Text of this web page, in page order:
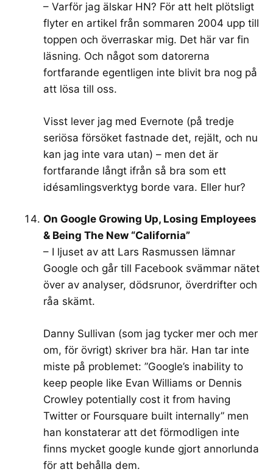
– Varför jag älskar HN? För att helt plötsligt
flyter en artikel från sommaren 2004 upp till
toppen och överraskar mig. Det här var fin
läsning. Och något som datorerna
fortfarande egentligen inte blivit bra nog på
att lösa till oss.
Visst lever jag med Evernote (på tredje
seriösa försöket fastnade det, rejält, och nu
kan jag inte vara utan) – men det är
fortfarande långt ifrån så bra som ett
idésamlingsverktyg borde vara. Eller hur?
On Google Growing Up, Losing Employees
& Being The New “California”
– I ljuset av att Lars Rasmussen lämnar
Google och går till Facebook svämmar nätet
över av analyser, dödsrunor, överdrifter och
råa skämt.
Danny Sullivan (som jag tycker mer och mer
om, för övrigt) skriver bra här. Han tar inte
miste på problemet: ”Google’s inability to
keep people like Evan Williams or Dennis
Crowley potentially cost it from having
Twitter or Foursquare built internally” men
han konstaterar att det förmodligen inte
finns mycket google kunde gjort annorlunda
för att behålla dem.